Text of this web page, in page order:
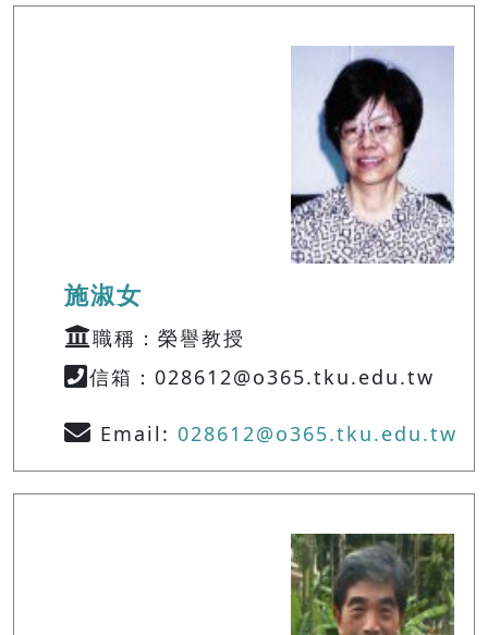
施淑女
職稱：榮譽教授
信箱：028612@o365.tku.edu.tw
Email: 028612@o365.tku.edu.tw